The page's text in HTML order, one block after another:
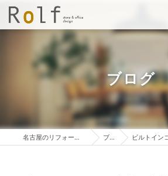
ブログ
名古屋のリフォームは株式会社ロルフ ブログ ビルトインコンロの